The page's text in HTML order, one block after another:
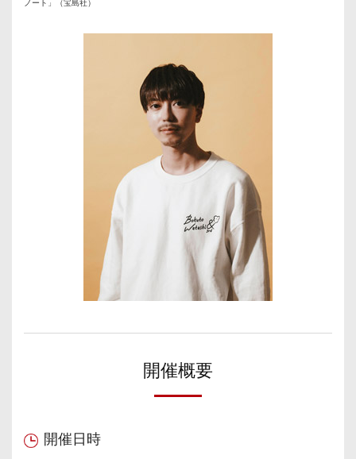
ノート」（宝島社）
開催概要
開催日時